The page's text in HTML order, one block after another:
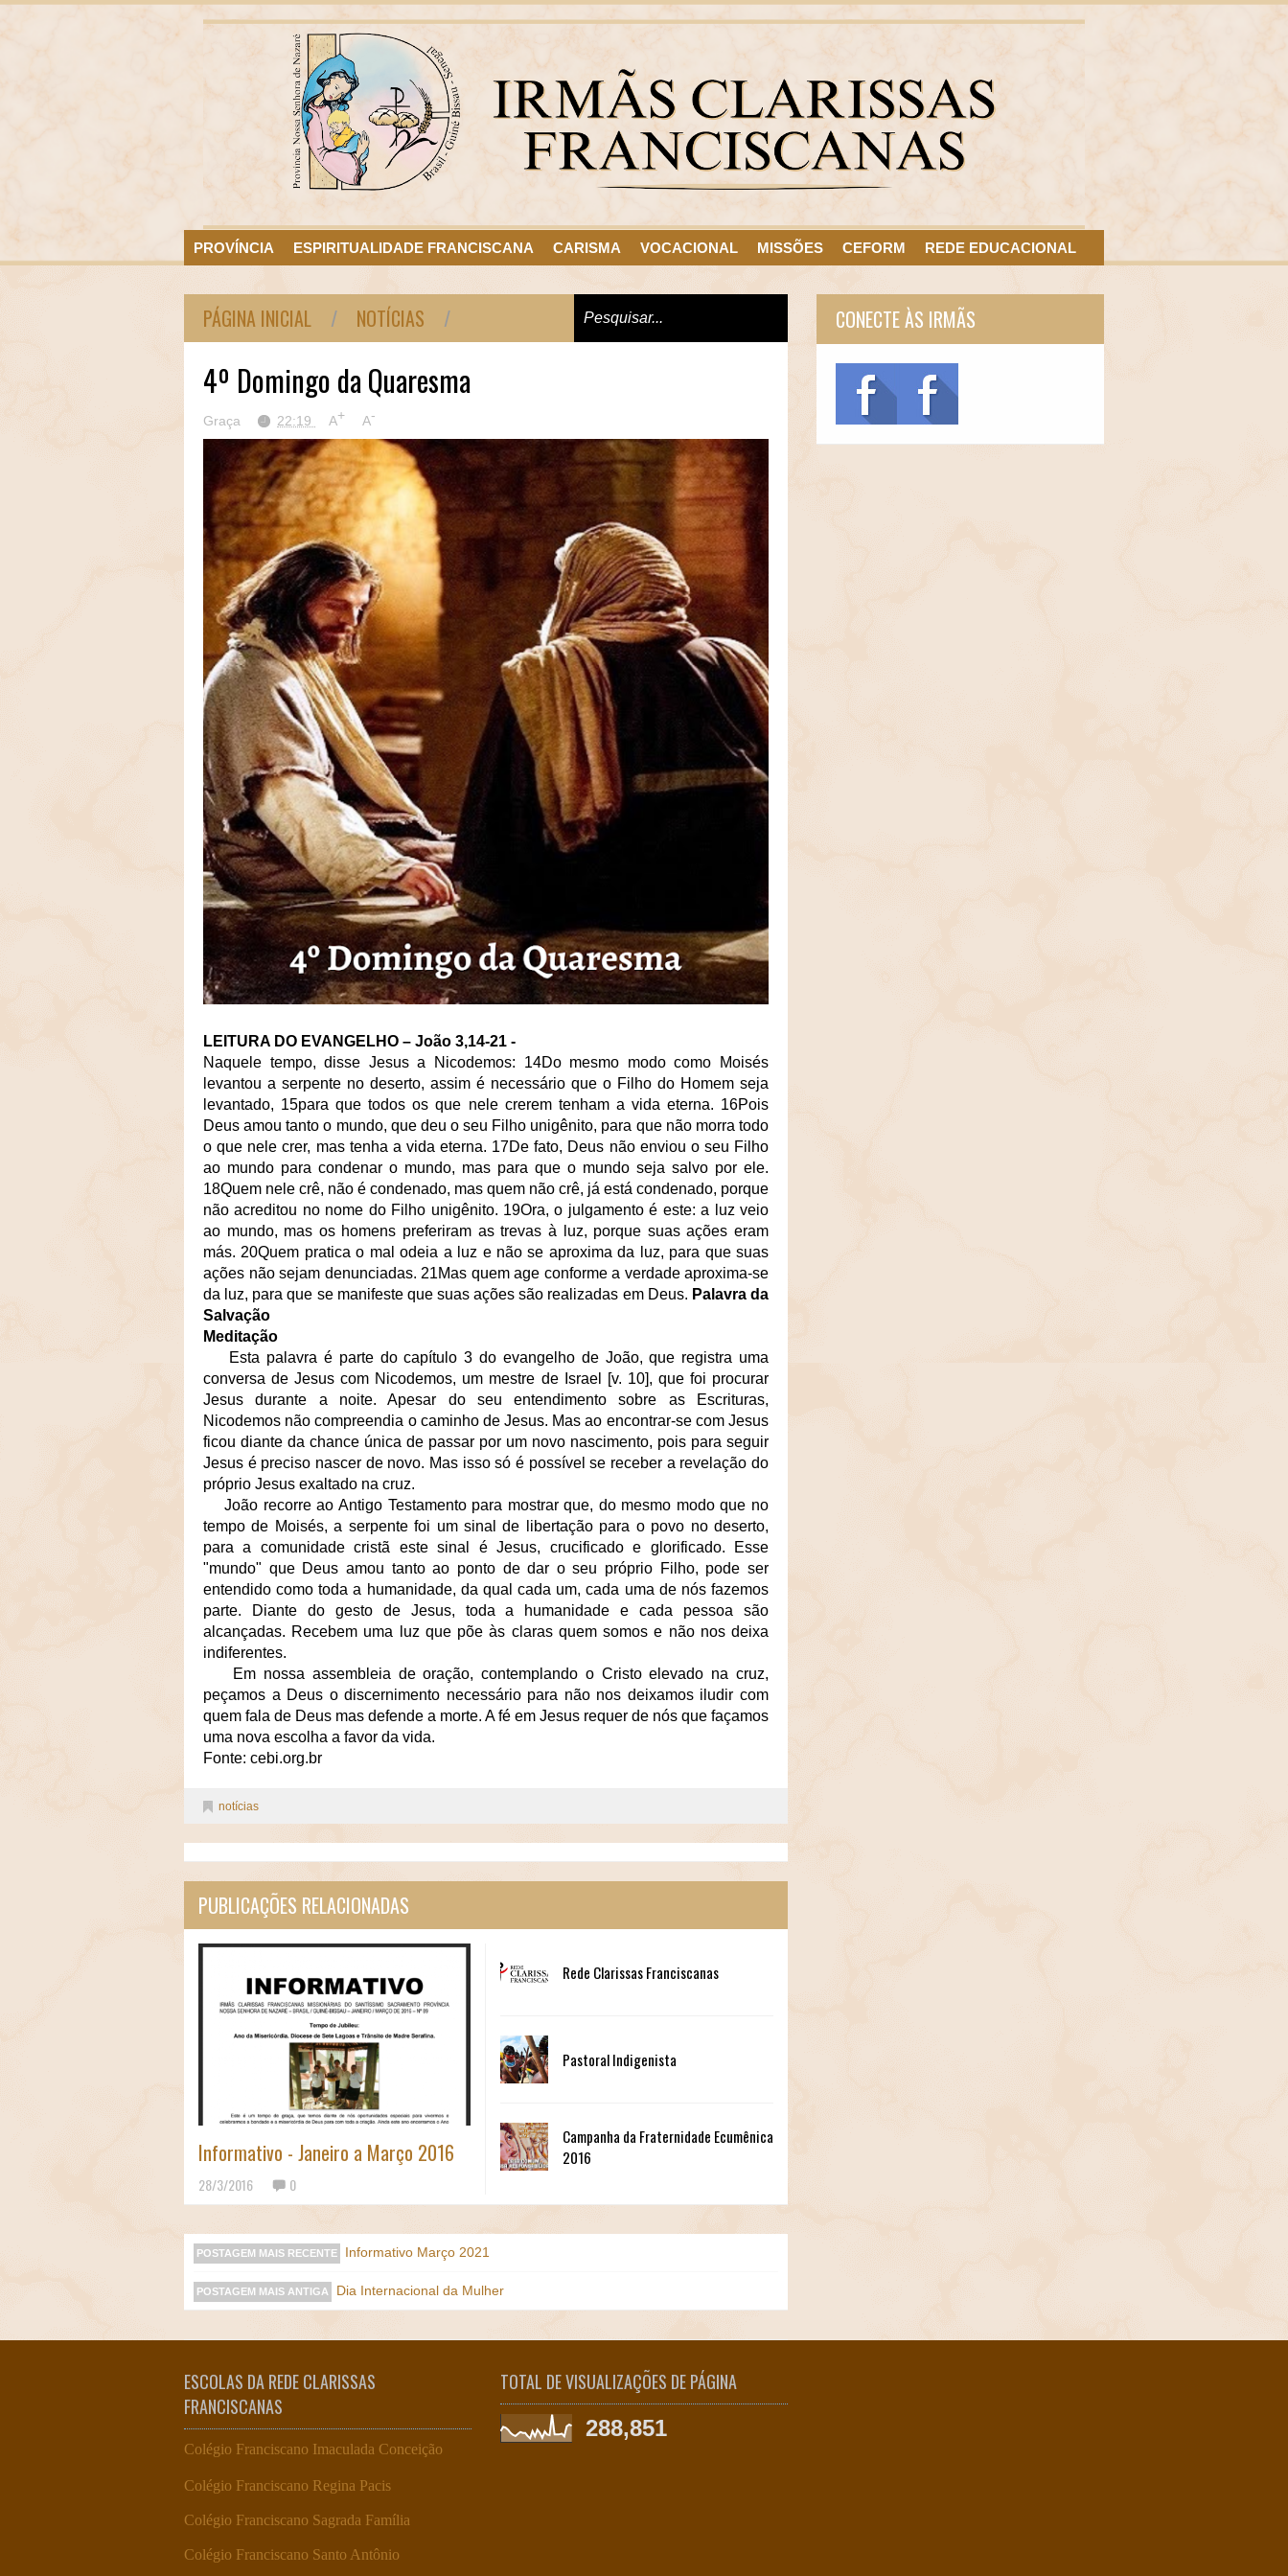
PROVÍNCIA ESPIRITUALIDADE FRANCISCANA CARISMA VOCACIONAL MISSÕES CEFORM REDE EDUCACIONAL
PÁGINA INICIAL / NOTÍCIAS /
4º Domingo da Quaresma
Graça 22:19 A+ A-
LEITURA DO EVANGELHO – João 3,14-21 -
Naquele tempo, disse Jesus a Nicodemos: 14Do mesmo modo como Moisés
levantou a serpente no deserto, assim é necessário que o Filho do Homem seja
levantado, 15para que todos os que nele crerem tenham a vida eterna. 16Pois
Deus amou tanto o mundo, que deu o seu Filho unigênito, para que não morra todo
o que nele crer, mas tenha a vida eterna. 17De fato, Deus não enviou o seu Filho
ao mundo para condenar o mundo, mas para que o mundo seja salvo por ele.
18Quem nele crê, não é condenado, mas quem não crê, já está condenado, porque
não acreditou no nome do Filho unigênito. 19Ora, o julgamento é este: a luz veio
ao mundo, mas os homens preferiram as trevas à luz, porque suas ações eram
más. 20Quem pratica o mal odeia a luz e não se aproxima da luz, para que suas
ações não sejam denunciadas. 21Mas quem age conforme a verdade aproxima-se
da luz, para que se manifeste que suas ações são realizadas em Deus. Palavra da
Salvação
Meditação
Esta palavra é parte do capítulo 3 do evangelho de João, que registra uma
conversa de Jesus com Nicodemos, um mestre de Israel [v. 10], que foi procurar
Jesus durante a noite. Apesar do seu entendimento sobre as Escrituras,
Nicodemos não compreendia o caminho de Jesus. Mas ao encontrar-se com Jesus
ficou diante da chance única de passar por um novo nascimento, pois para seguir
Jesus é preciso nascer de novo. Mas isso só é possível se receber a revelação do
próprio Jesus exaltado na cruz.
João recorre ao Antigo Testamento para mostrar que, do mesmo modo que no
tempo de Moisés, a serpente foi um sinal de libertação para o povo no deserto,
para a comunidade cristã este sinal é Jesus, crucificado e glorificado. Esse
"mundo" que Deus amou tanto ao ponto de dar o seu próprio Filho, pode ser
entendido como toda a humanidade, da qual cada um, cada uma de nós fazemos
parte. Diante do gesto de Jesus, toda a humanidade e cada pessoa são
alcançadas. Recebem uma luz que põe às claras quem somos e não nos deixa
indiferentes.
Em nossa assembleia de oração, contemplando o Cristo elevado na cruz,
peçamos a Deus o discernimento necessário para não nos deixamos iludir com
quem fala de Deus mas defende a morte. A fé em Jesus requer de nós que façamos
uma nova escolha a favor da vida.
Fonte: cebi.org.br
notícias
PUBLICAÇÕES RELACIONADAS
Informativo - Janeiro a Março 2016
28/3/2016 0
Rede Clarissas Franciscanas
Pastoral Indigenista
Campanha da Fraternidade Ecumênica
2016
POSTAGEM MAIS RECENTE Informativo Março 2021
POSTAGEM MAIS ANTIGA Dia Internacional da Mulher
CONECTE ÀS IRMÃS
ESCOLAS DA REDE CLARISSAS
FRANCISCANAS
Colégio Franciscano Imaculada Conceição
Colégio Franciscano Regina Pacis
Colégio Franciscano Sagrada Família
Colégio Franciscano Santo Antônio
TOTAL DE VISUALIZAÇÕES DE PÁGINA
288,851